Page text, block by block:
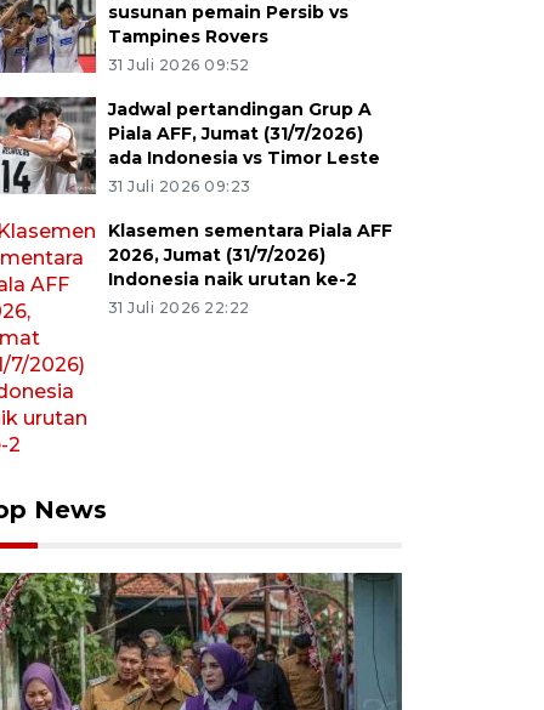
susunan pemain Persib vs
Tampines Rovers
31 Juli 2026 09:52
Jadwal pertandingan Grup A
Piala AFF, Jumat (31/7/2026)
ada Indonesia vs Timor Leste
31 Juli 2026 09:23
Klasemen sementara Piala AFF
2026, Jumat (31/7/2026)
Indonesia naik urutan ke-2
31 Juli 2026 22:22
News